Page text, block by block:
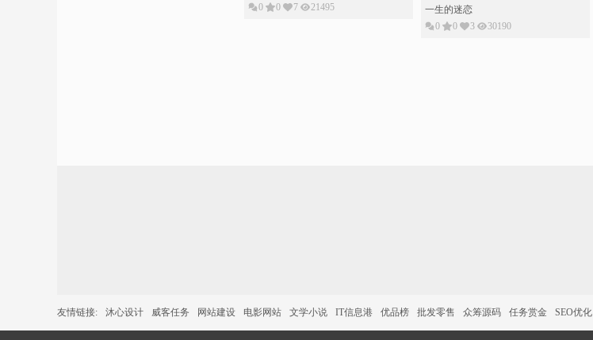
0
0 7 21495
一生的迷恋
0
0 3 30190
友情链接: 沐心设计 威客任务 网站建设 电影网站 文学小说 IT信息港 优品榜 批发零售 众筹源码 任务赏金 SEO优化